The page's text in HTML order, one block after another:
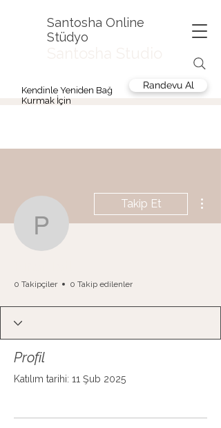
Santosha Online
Stüdyo
Kendinle Yeniden Bağ
Kurmak İçin
Randevu Al
Pınar Tatlı
Takip Et
0 Takipçiler 0 Takip edilenler
Profil
Katılım tarihi: 11 Şub 2025